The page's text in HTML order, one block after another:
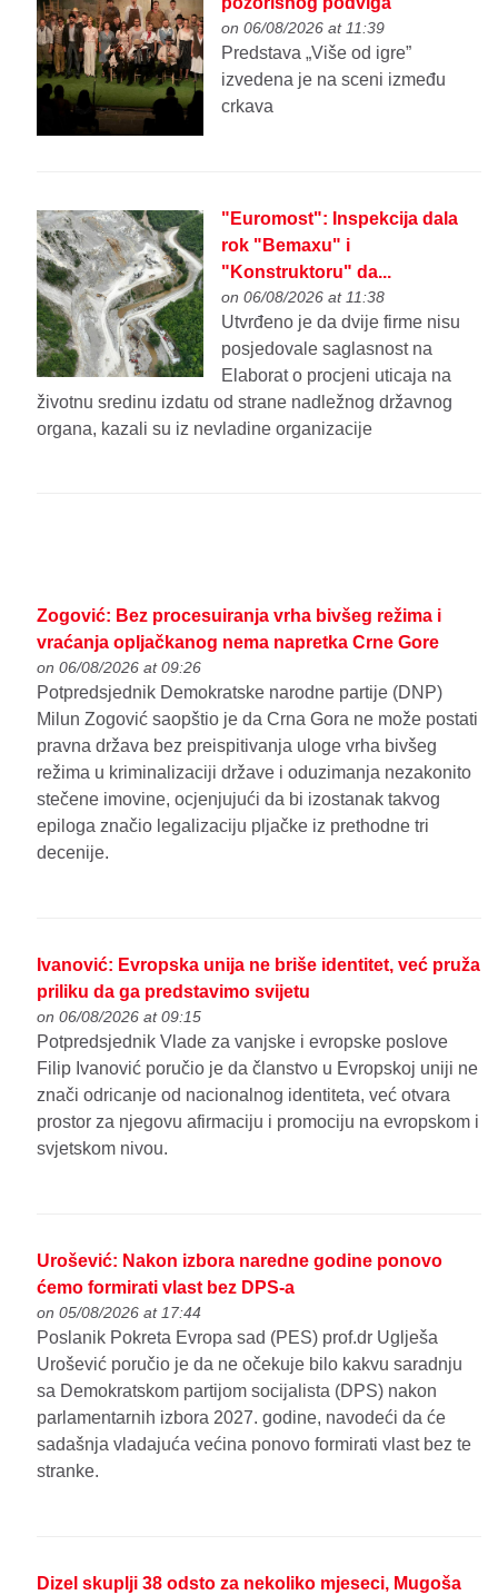
on 06/08/2026 at 11:39
Predstava „Više od igre”
izvedena je na sceni između
crkava
"Euromost": Inspekcija dala
rok "Bemaxu" i
"Konstruktoru" da...
on 06/08/2026 at 11:38
Utvrđeno je da dvije firme nisu
posjedovale saglasnost na
Elaborat o procjeni uticaja na
životnu sredinu izdatu od strane nadležnog državnog
organa, kazali su iz nevladine organizacije
Zogović: Bez procesuiranja vrha bivšeg režima i
vraćanja opljačkanog nema napretka Crne Gore
on 06/08/2026 at 09:26
Potpredsjednik Demokratske narodne partije (DNP)
Milun Zogović saopštio je da Crna Gora ne može postati
pravna država bez preispitivanja uloge vrha bivšeg
režima u kriminalizaciji države i oduzimanja nezakonito
stečene imovine, ocjenjujući da bi izostanak takvog
epiloga značio legalizaciju pljačke iz prethodne tri
decenije.
Ivanović: Evropska unija ne briše identitet, već pruža
priliku da ga predstavimo svijetu
on 06/08/2026 at 09:15
Potpredsjednik Vlade za vanjske i evropske poslove
Filip Ivanović poručio je da članstvo u Evropskoj uniji ne
znači odricanje od nacionalnog identiteta, već otvara
prostor za njegovu afirmaciju i promociju na evropskom i
svjetskom nivou.
Urošević: Nakon izbora naredne godine ponovo
ćemo formirati vlast bez DPS-a
on 05/08/2026 at 17:44
Poslanik Pokreta Evropa sad (PES) prof.dr Uglješa
Urošević poručio je da ne očekuje bilo kakvu saradnju
sa Demokratskom partijom socijalista (DPS) nakon
parlamentarnih izbora 2027. godine, navodeći da će
sadašnja vladajuća većina ponovo formirati vlast bez te
stranke.
Dizel skuplji 38 odsto za nekoliko mjeseci, Mugoša